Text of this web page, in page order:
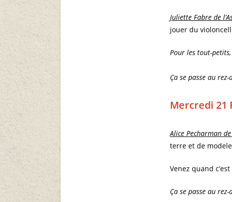
Juliette Fabre de
jouer du
Pour les tout-petits,
Ça se passe au
Mercredi 21
Alice Pecharman
terre et de
Venez quand
Ça se passe au